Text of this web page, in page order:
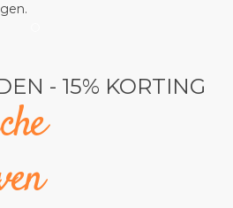
- 15% KORTING